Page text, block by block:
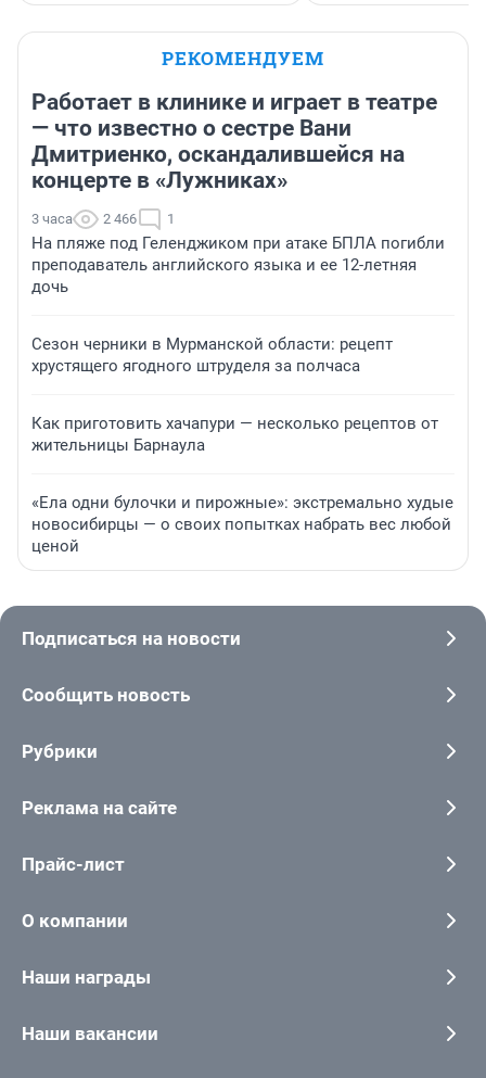
РЕКОМЕНДУЕМ
Работает в клинике и играет в театре
— что известно о сестре Вани
Дмитриенко, оскандалившейся на
концерте в «Лужниках»
3 часа 2 466 1
На пляже под Геленджиком при атаке БПЛА погибли
преподаватель английского языка и ее 12-летняя
дочь
Сезон черники в Мурманской области: рецепт
хрустящего ягодного штруделя за полчаса
Как приготовить хачапури — несколько рецептов от
жительницы Барнаула
«Ела одни булочки и пирожные»: экстремально худые
новосибирцы — о своих попытках набрать вес любой
ценой
Подписаться на новости
Сообщить новость
Рубрики
Реклама на сайте
Прайс-лист
О компании
Наши награды
Наши вакансии